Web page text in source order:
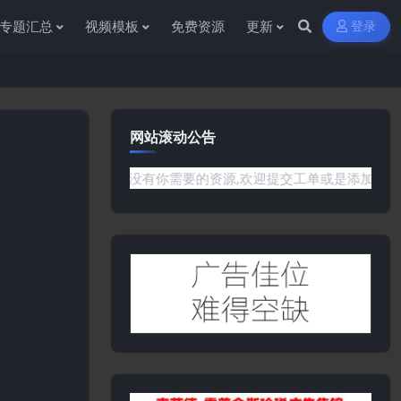
专题汇总 视频模板 免费资源 更新 登录
网站滚动公告
或是网站没有你需要的资源,欢迎提交工单或是添加客服微信